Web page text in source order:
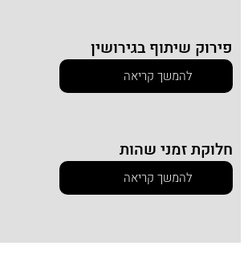
פירוק שיתוף בגירושין
להמשך קריאה
חלוקת זמני שהות
להמשך קריאה